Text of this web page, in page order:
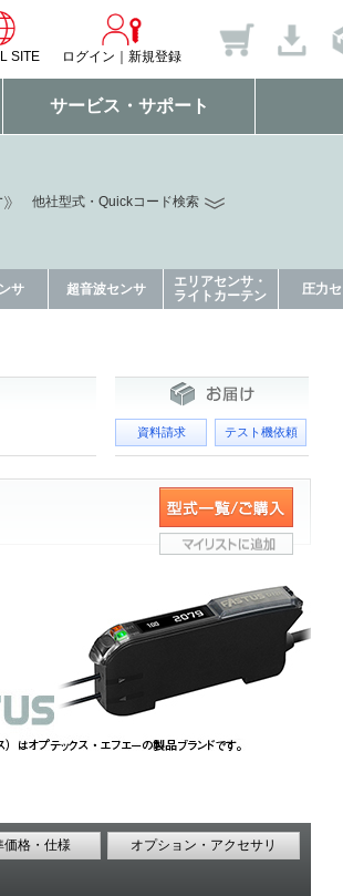
SITE ログイン 新規登録
サービス・サポート
他社型式・Quickコード検索
サ 超音波センサ
エリアセンサ・
ライトカーテン
圧力
資料請求 テスト機依頼
価格・仕様 オプション・アクセサリ